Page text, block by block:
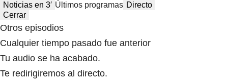
Noticias en 3′ Últimos programas Directo
Cerrar
Otros episodios
Cualquier tiempo pasado fue anterior
Tu audio se ha acabado.
Te redirigiremos al directo.